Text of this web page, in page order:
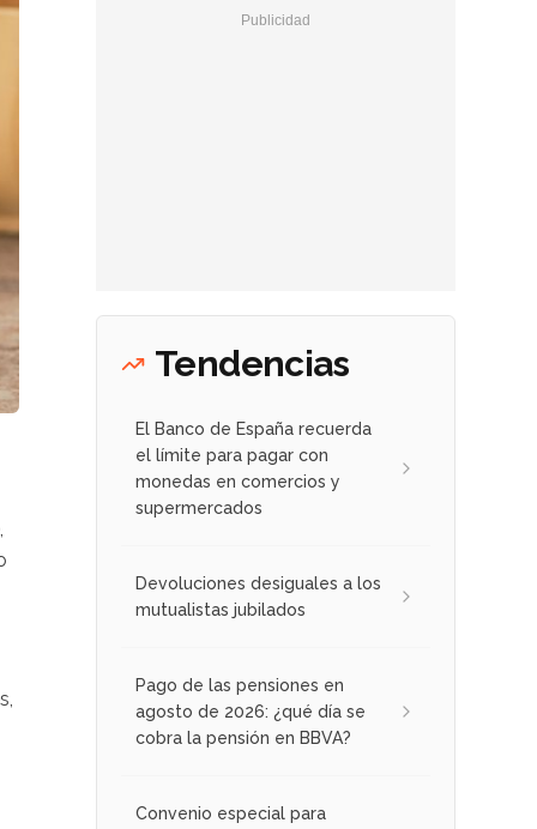
Tendencias
El Banco de España recuerda
el límite para pagar con
monedas en comercios y
supermercados
Devoluciones desiguales a los
mutualistas jubilados
Pago de las pensiones en
agosto de 2026: ¿qué día se
cobra la pensión en BBVA?
Convenio especial para